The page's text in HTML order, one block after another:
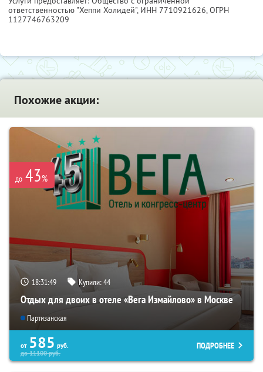
ответственностью "Хеппи Холидей", ИНН 7710921626, ОГРН
1127746763209
Похожие акции:
до 43%
18:31:49 Купили:44
Отдых для двоих в отеле «Вега Измайлово» в Москве
Партизанская
от 585 руб.
до11100руб.
ПОДРОБНЕЕ